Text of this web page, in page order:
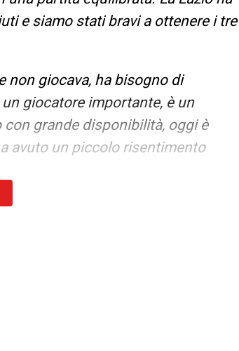
e siamo stati bravi a ottenere i tre
non giocava, ha bisogno di
giocatore importante, è un
grande disponibilità, oggi è
avuto un piccolo risentimento
Champions o altro, dobbiamo